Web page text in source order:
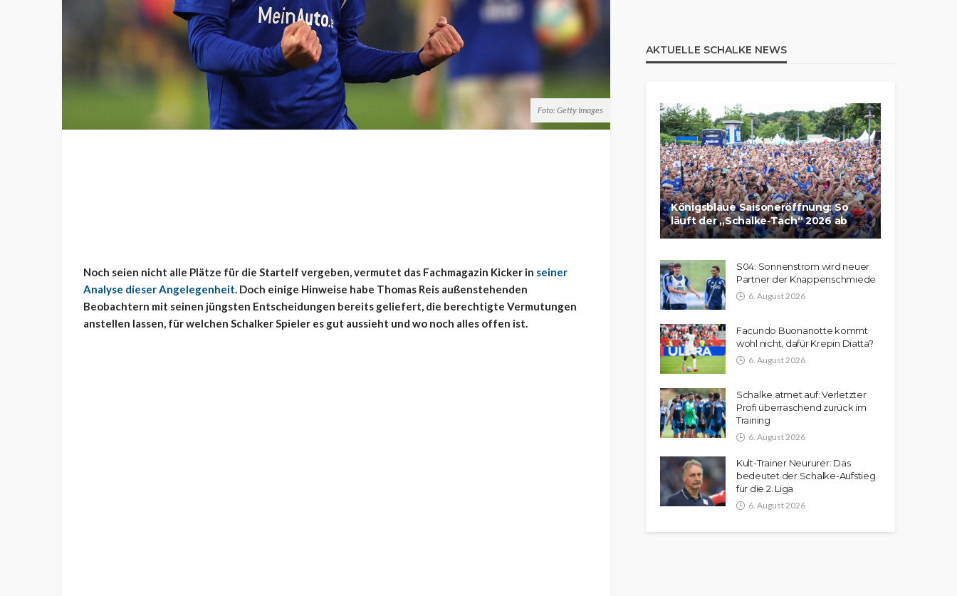
Foto: Getty Images
Noch seien nicht alle Plätze für die Startelf vergeben, vermutet das Fachmagazin Kicker in seiner
Analyse dieser Angelegenheit. Doch einige Hinweise habe Thomas Reis außenstehenden
Beobachtern mit seinen jüngsten Entscheidungen bereits geliefert, die berechtigte Vermutungen
anstellen lassen, für welchen Schalker Spieler es gut aussieht und wo noch alles offen ist.
AKTUELLE SCHALKE NEWS
Königsblaue Saisoneröffnung: So
läuft der „Schalke-Tach“ 2026 ab
S04: Sonnenstrom wird neuer
Partner der Knappenschmiede
6. August 2026
Facundo Buonanotte kommt
wohl nicht, dafür Krepin Diatta?
6. August 2026
Schalke atmet auf: Verletzter
Profi überraschend zurück im
Training
6. August 2026
Kult-Trainer Neururer: Das
bedeutet der Schalke-Aufstieg
für die 2. Liga
6. August 2026